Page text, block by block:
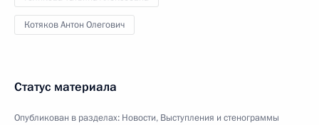
Котяков Антон Олегович
Статус материала
Опубликован в разделах: Новости, Выступления и стенограммы